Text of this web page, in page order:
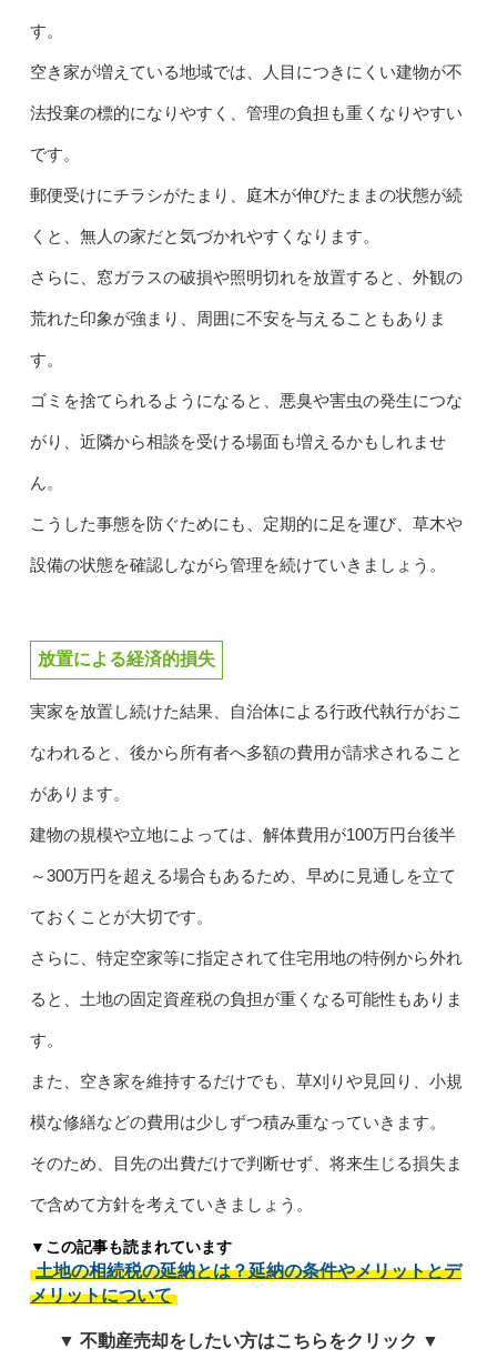
す。
空き家が増えている地域では、人目につきにくい建物が不
法投棄の標的になりやすく、管理の負担も重くなりやすい
です。
郵便受けにチラシがたまり、庭木が伸びたままの状態が続
くと、無人の家だと気づかれやすくなります。
さらに、窓ガラスの破損や照明切れを放置すると、外観の
荒れた印象が強まり、周囲に不安を与えることもありま
す。
ゴミを捨てられるようになると、悪臭や害虫の発生につな
がり、近隣から相談を受ける場面も増えるかもしれませ
ん。
こうした事態を防ぐためにも、定期的に足を運び、草木や
設備の状態を確認しながら管理を続けていきましょう。
放置による経済的損失
実家を放置し続けた結果、自治体による行政代執行がおこ
なわれると、後から所有者へ多額の費用が請求されること
があります。
建物の規模や立地によっては、解体費用が100万円台後半
～300万円を超える場合もあるため、早めに見通しを立て
ておくことが大切です。
さらに、特定空家等に指定されて住宅用地の特例から外れ
ると、土地の固定資産税の負担が重くなる可能性もありま
す。
また、空き家を維持するだけでも、草刈りや見回り、小規
模な修繕などの費用は少しずつ積み重なっていきます。
そのため、目先の出費だけで判断せず、将来生じる損失ま
で含めて方針を考えていきましょう。
▼この記事も読まれています
土地の相続税の延納とは？延納の条件やメリットとデ
メリットについて
▼ 不動産売却をしたい方はこちらをクリック ▼